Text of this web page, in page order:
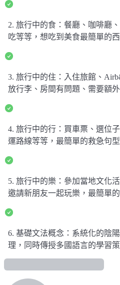
2. 旅行中的食：餐廳、咖啡廳
吃等等，想吃到美食最簡單的
3. 旅行中的住：入住旅館、
放行李、房間有問題、需要額
4. 旅行中的行：買車票、選位
運路線等等，最簡單的救急句型
5. 旅行中的樂：參加當地文化
邀請新朋友一起玩樂，最簡單
6. 基礎文法概念：系統化的陰
理，同時傳授多國語言的學習